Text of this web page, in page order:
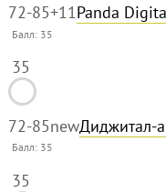
72-85+11Panda
Балл: 35
35
72-85newДиджитал-
Балл: 35
35